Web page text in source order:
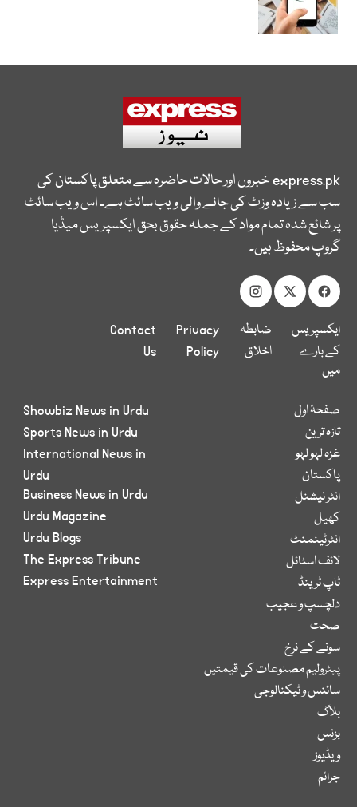
express.pkخبروں اور حالات حاضرہ سے متعلق پاکستان کی
سب سے زیادہ وزٹ کی جانے والی ویب سائٹ ہے۔ اس ویب سائٹ
پر شائع شدہ تمام مواد کے جملہ حقوق بحق ایکسپریس میڈیا
گروپ محفوظ ہیں۔
ایکسپریس
کے بارے
میں
ضابطہ
اخلاق
Privacy
Policy
Contact
Us
صفحۂ اول
تازہ ترین
غزہ لہو لہو
پاکستان
انٹر نیشنل
کھیل
انٹرٹینمنٹ
لائف اسٹائل
ٹاپ ٹرینڈ
دلچسپ و عجیب
صحت
سونے کے نرخ
پیٹرولیم مصنوعات کی قیمتیں
سائنس و ٹیکنالوجی
بلاگ
بزنس
ویڈیوز
جرائم
Showbiz News in Urdu
Sports News in Urdu
International News in
Urdu
Business News in Urdu
Urdu Magazine
Urdu Blogs
The Express Tribune
Express Entertainment